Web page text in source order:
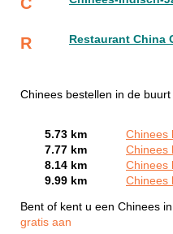
R Restaurant China
Chinees bestellen in de
5.73 km
Chinees
7.77 km
Chinees
8.14 km
Chinees
9.99 km
Chinees
Bent of kent u een Chinees
gratis aan